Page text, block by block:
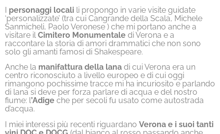
I personaggi locali li propongo in varie visite guidate
‘personalizzate’ (tra cui Cangrande della Scala, Michele
Sanmicheli, Paolo Veronese ) che mi portano anche a
visitare il Cimitero Monumentale di Verona e a
raccontare la storia di amori drammatici che non sono
solo gli amanti famosi di Shakespeare.
Anche la manifattura della lana di cui Verona era un
centro riconosciuto a livello europeo e di cui oggi
rimangono pochissime tracce mi ha incuriosito e parlando
di lana si deve per forza parlare di acqua e del nostro
fiume: l’Adige che per secoli fu usato come autostrada
d’acqua.
I miei interessi più recenti riguardano Verona e i suoi tanti